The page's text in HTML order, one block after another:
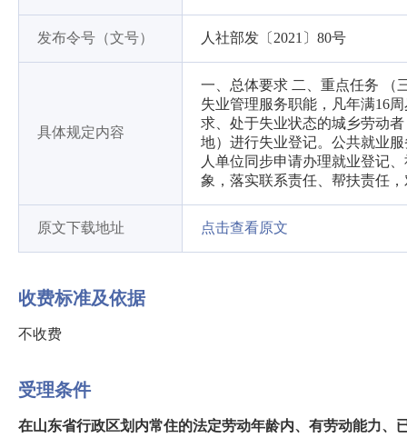
发布令号（文号） 人社部发〔2021〕80号
具体规定内容
一、总体要求 二、重点任务 （
失业管理服务职能，凡年满16
求、处于失业状态的城乡劳动
地）进行失业登记。公共就业
人单位同步申请办理就业登记
象，落实联系责任、帮扶责任
原文下载地址 点击查看原文
收费标准及依据
不收费
受理条件
在山东省行政区划内常住的法定劳动年龄内、有劳动能力、